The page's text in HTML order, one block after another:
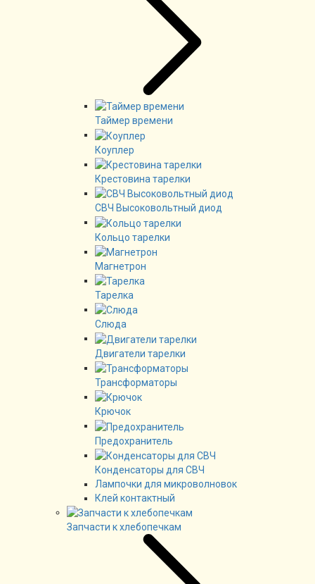
Таймер времени
Коуплер
Крестовина тарелки
СВЧ Высоковольтный диод
Кольцо тарелки
Магнетрон
Тарелка
Слюда
Двигатели тарелки
Трансформаторы
Крючок
Предохранитель
Конденсаторы для СВЧ
Лампочки для микроволновок
Клей контактный
Запчасти к хлебопечкам